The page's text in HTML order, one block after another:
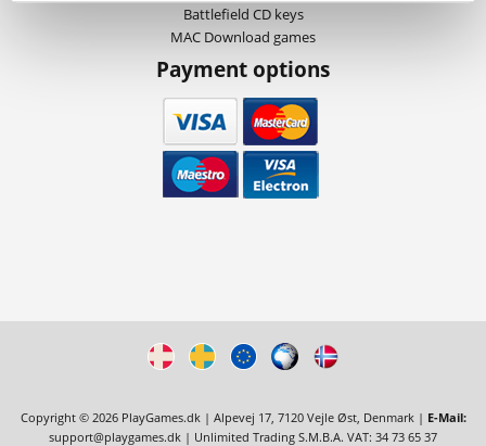
Battlefield CD keys
MAC Download games
Payment options
Copyright © 2026 PlayGames.dk | Alpevej 17, 7120 Vejle Øst, Denmark | E-Mail:
support@playgames.dk | Unlimited Trading S.M.B.A. VAT: 34 73 65 37